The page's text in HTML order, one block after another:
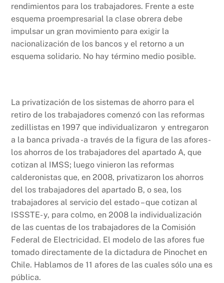
rendimientos para los trabajadores. Frente a este
esquema proempresarial la clase obrera debe
impulsar un gran movimiento para exigir la
nacionalización de los bancos y el retorno a un
esquema solidario. No hay término medio posible.
La privatización de los sistemas de ahorro para el
retiro de los trabajadores comenzó con las reformas
zedillistas en 1997 que individualizaron y entregaron
a la banca privada -a través de la figura de las afores-
los ahorros de los trabajadores del apartado A, que
cotizan al IMSS; luego vinieron las reformas
calderonistas que, en 2008, privatizaron los ahorros
del los trabajadores del apartado B, o sea, los
trabajadores al servicio del estado – que cotizan al
ISSSTE- y, para colmo, en 2008 la individualización
de las cuentas de los trabajadores de la Comisión
Federal de Electricidad. El modelo de las afores fue
tomado directamente de la dictadura de Pinochet en
Chile. Hablamos de 11 afores de las cuales sólo una es
pública.